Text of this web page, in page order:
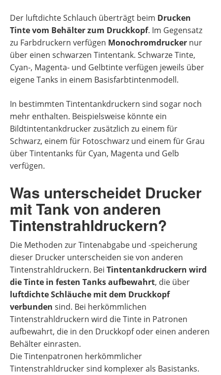
Der luftdichte Schlauch überträgt beim Drucken
Tinte vom Behälter zum Druckkopf. Im Gegensatz
zu Farbdruckern verfügen Monochromdrucker nur
über einen schwarzen Tintentank. Schwarze Tinte,
Cyan-, Magenta- und Gelbtinte verfügen jeweils über
eigene Tanks in einem Basisfarbtintenmodell.
In bestimmten Tintentankdruckern sind sogar noch
mehr enthalten. Beispielsweise könnte ein
Bildtintentankdrucker zusätzlich zu einem für
Schwarz, einem für Fotoschwarz und einem für Grau
über Tintentanks für Cyan, Magenta und Gelb
verfügen.
Was unterscheidet Drucker
mit Tank von anderen
Tintenstrahldruckern?
Die Methoden zur Tintenabgabe und -speicherung
dieser Drucker unterscheiden sie von anderen
Tintenstrahldruckern. Bei Tintentankdruckern wird
die Tinte in festen Tanks aufbewahrt, die über
luftdichte Schläuche mit dem Druckkopf
verbunden sind. Bei herkömmlichen
Tintenstrahldruckern wird die Tinte in Patronen
aufbewahrt, die in den Druckkopf oder einen anderen
Behälter einrasten.
Die Tintenpatronen herkömmlicher
Tintenstrahldrucker sind komplexer als Basistanks.